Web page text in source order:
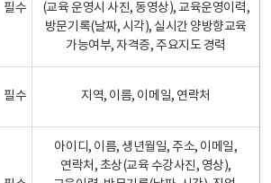
필수
(교육 운영시 사진, 동영상), 교육운영이력,
방문기록(날짜, 시각), 실시간 양방향교육
가능여부, 자격증, 주요지도 경력
필수 지역, 이름, 이메일, 연락처
아이디, 이름, 생년월일, 주소, 이메일,
연락처, 초상(교육 수강사진, 영상),